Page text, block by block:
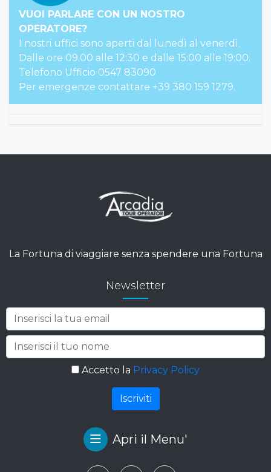
VUOI PARLARE CON UN NOSTRO
OPERATORE?
I nostri uffici sono aperti dal lunedì al venerdì.
Dalle ore 09:00 alle 12:30 e dalle 15:00 alle 19:00.
Telefono Ufficio 0547 83090
Per emergenze contattare +39 380 159 1279.
La Fortuna di viaggiare senza spendere una Fortuna
Newsletter
Accetto la Privacy Policy
Apri il Menu'